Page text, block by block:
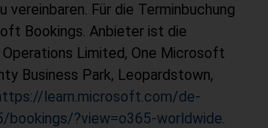
vereinbaren. Für die Terminbuchung
Bookings. Anbieter ist die
Limited, One Microsoft
Business Park, Leopardstown,
learn.microsoft.com/de-
?view=o365-worldwide.